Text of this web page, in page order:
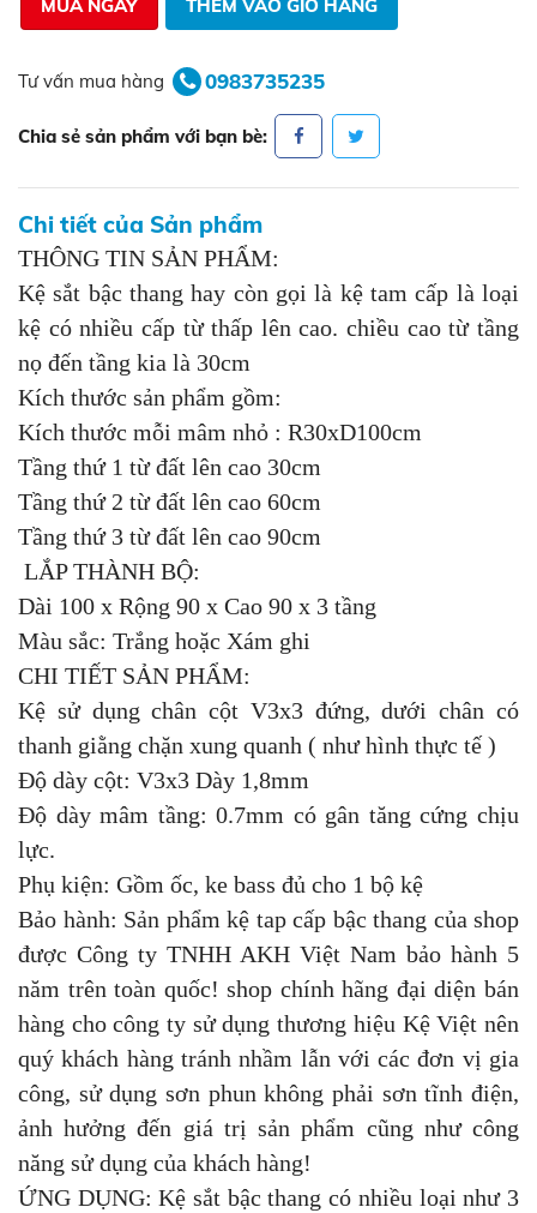
MUA NGAY THÊM VÀO GIỎ HÀNG
Tư vấn mua hàng 0983735235
Chia sẻ sản phẩm với bạn bè:
Chi tiết của Sản phẩm
THÔNG TIN SẢN PHẨM:
Kệ sắt bậc thang hay còn gọi là kệ tam cấp là loại
kệ có nhiều cấp từ thấp lên cao. chiều cao từ tầng
nọ đến tầng kia là 30cm
Kích thước sản phẩm gồm:
Kích thước mỗi mâm nhỏ : R30xD100cm
Tầng thứ 1 từ đất lên cao 30cm
Tầng thứ 2 từ đất lên cao 60cm
Tầng thứ 3 từ đất lên cao 90cm
LẮP THÀNH BỘ:
Dài 100 x Rộng 90 x Cao 90 x 3 tầng
Màu sắc: Trắng hoặc Xám ghi
CHI TIẾT SẢN PHẨM:
Kệ sử dụng chân cột V3x3 đứng, dưới chân có
thanh giằng chặn xung quanh ( như hình thực tế )
Độ dày cột: V3x3 Dày 1,8mm
Độ dày mâm tầng: 0.7mm có gân tăng cứng chịu
lực.
Phụ kiện: Gồm ốc, ke bass đủ cho 1 bộ kệ
Bảo hành: Sản phẩm kệ tap cấp bậc thang của shop
được Công ty TNHH AKH Việt Nam bảo hành 5
năm trên toàn quốc! shop chính hãng đại diện bán
hàng cho công ty sử dụng thương hiệu Kệ Việt nên
quý khách hàng tránh nhầm lẫn với các đơn vị gia
công, sử dụng sơn phun không phải sơn tĩnh điện,
ảnh hưởng đến giá trị sản phẩm cũng như công
năng sử dụng của khách hàng!
ỨNG DỤNG: Kệ sắt bậc thang có nhiều loại như 3